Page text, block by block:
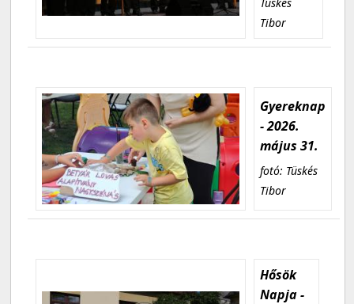
Tibor
Gyereknap
- 2026.
május 31.
fotó: Tüskés
Tibor
Hősök
Napja -